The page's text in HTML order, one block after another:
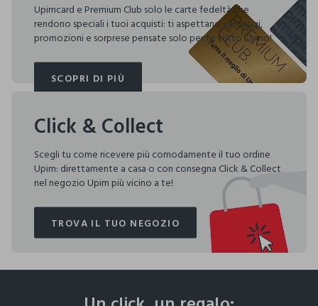
Upimcard e Premium Club solo le carte fedeltà che
rendono speciali i tuoi acquisti: ti aspettano vantaggi,
promozioni e sorprese pensate solo per te tutto l'anno!
SCOPRI DI PIÙ
SCOPRI DI PIÙ
Click & Collect
Scegli tu come ricevere più comodamente il tuo ordine
Upim: direttamente a casa o con consegna Click & Collect
nel negozio Upim più vicino a te!
TROVA IL TUO NEGOZIO
TROVA IL TUO NEGOZIO